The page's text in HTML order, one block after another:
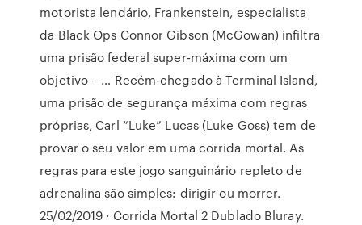
motorista lendário, Frankenstein, especialista
da Black Ops Connor Gibson (McGowan) infiltra
uma prisão federal super-máxima com um
objetivo – … Recém-chegado à Terminal Island,
uma prisão de segurança máxima com regras
próprias, Carl “Luke” Lucas (Luke Goss) tem de
provar o seu valor em uma corrida mortal. As
regras para este jogo sanguinário repleto de
adrenalina são simples: dirigir ou morrer.
25/02/2019 · Corrida Mortal 2 Dublado Bluray.